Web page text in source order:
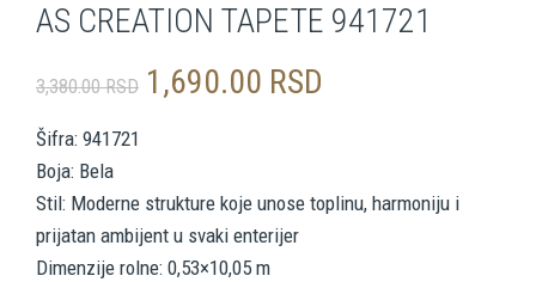
AS CREATION TAPETE 941721
3,380.00RSD Originalna
bila:
1,690.00 RSD
je:
Šifra: 941721
Boja: Bela
Stil: Moderne strukture koje unose toplinu, harmoniju i
prijatan ambijent u svaki enterijer
Dimenzije rolne: 0,53×10,05 m